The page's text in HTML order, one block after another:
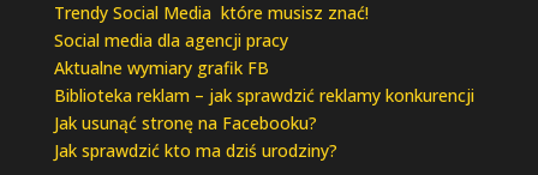
Trendy Social Media które musisz znać!
Social media dla agencji pracy
Aktualne wymiary grafik FB
Biblioteka reklam – jak sprawdzić reklamy konkurencji
Jak usunąć stronę na Facebooku?
Jak sprawdzić kto ma dziś urodziny?